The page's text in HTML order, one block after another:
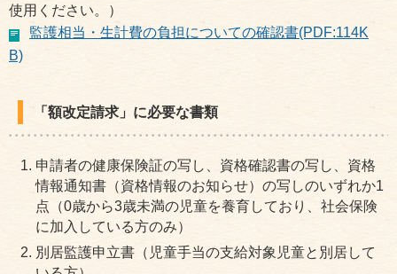
使用ください。）
監護相当・生計費の負担についての確認書(PDF:114K
B)
「額改定請求」に必要な書類
申請者の健康保険証の写し、資格確認書の写し、資格
情報通知書（資格情報のお知らせ）の写しのいずれか1
点（0歳から3歳未満の児童を養育しており、社会保険
に加入している方のみ）
別居監護申立書（児童手当の支給対象児童と別居して